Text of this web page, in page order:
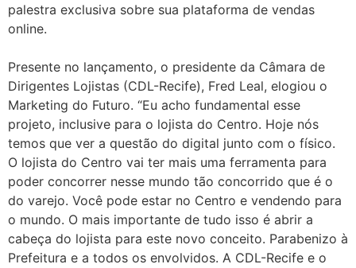
palestra exclusiva sobre sua plataforma de vendas
online.
Presente no lançamento, o presidente da Câmara de
Dirigentes Lojistas (CDL-Recife), Fred Leal, elogiou o
Marketing do Futuro. “Eu acho fundamental esse
projeto, inclusive para o lojista do Centro. Hoje nós
temos que ver a questão do digital junto com o físico.
O lojista do Centro vai ter mais uma ferramenta para
poder concorrer nesse mundo tão concorrido que é o
do varejo. Você pode estar no Centro e vendendo para
o mundo. O mais importante de tudo isso é abrir a
cabeça do lojista para este novo conceito. Parabenizo à
Prefeitura e a todos os envolvidos. A CDL-Recife e o